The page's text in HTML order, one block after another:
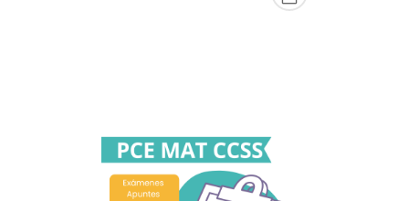
99,00 €